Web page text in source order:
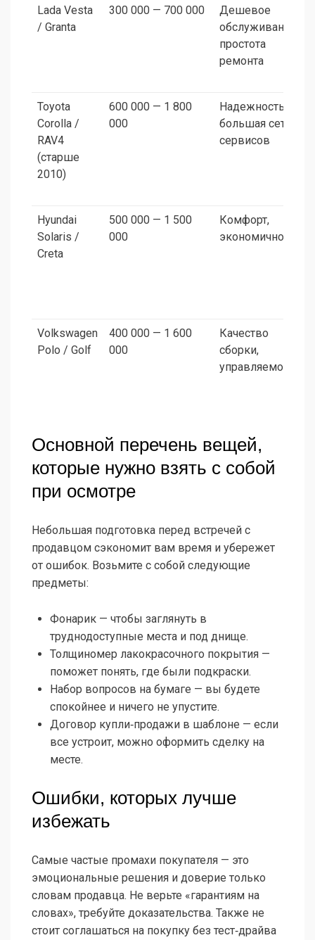
Lada Vesta
/ Granta
300 000 — 700 000
Дешевое
обслуживание,
простота
ремонта
Toyota
Corolla /
RAV4
(старше
2010)
600 000 — 1 800
000
Надежность,
большая сеть
сервисов
Hyundai
Solaris /
Creta
500 000 — 1 500
000
Комфорт,
экономичность
Volkswagen
Polo / Golf
400 000 — 1 600
000
Качество
сборки,
управляемость
Основной перечень вещей,
которые нужно взять с собой
при осмотре
Небольшая подготовка перед встречей с
продавцом сэкономит вам время и убережет
от ошибок. Возьмите с собой следующие
предметы:
Фонарик — чтобы заглянуть в
труднодоступные места и под днище.
Толщиномер лакокрасочного покрытия —
поможет понять, где были подкраски.
Набор вопросов на бумаге — вы будете
спокойнее и ничего не упустите.
Договор купли‑продажи в шаблоне — если
все устроит, можно оформить сделку на
месте.
Ошибки, которых лучше
избежать
Самые частые промахи покупателя — это
эмоциональные решения и доверие только
словам продавца. Не верьте «гарантиям на
словах», требуйте доказательства. Также не
стоит соглашаться на покупку без тест‑драйва